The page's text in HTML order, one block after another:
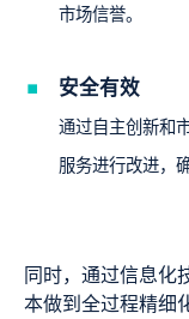
市场信誉。
安全有效
通过自主创新和
服务进行改进，
同时，通过信息化
本做到全过程精细